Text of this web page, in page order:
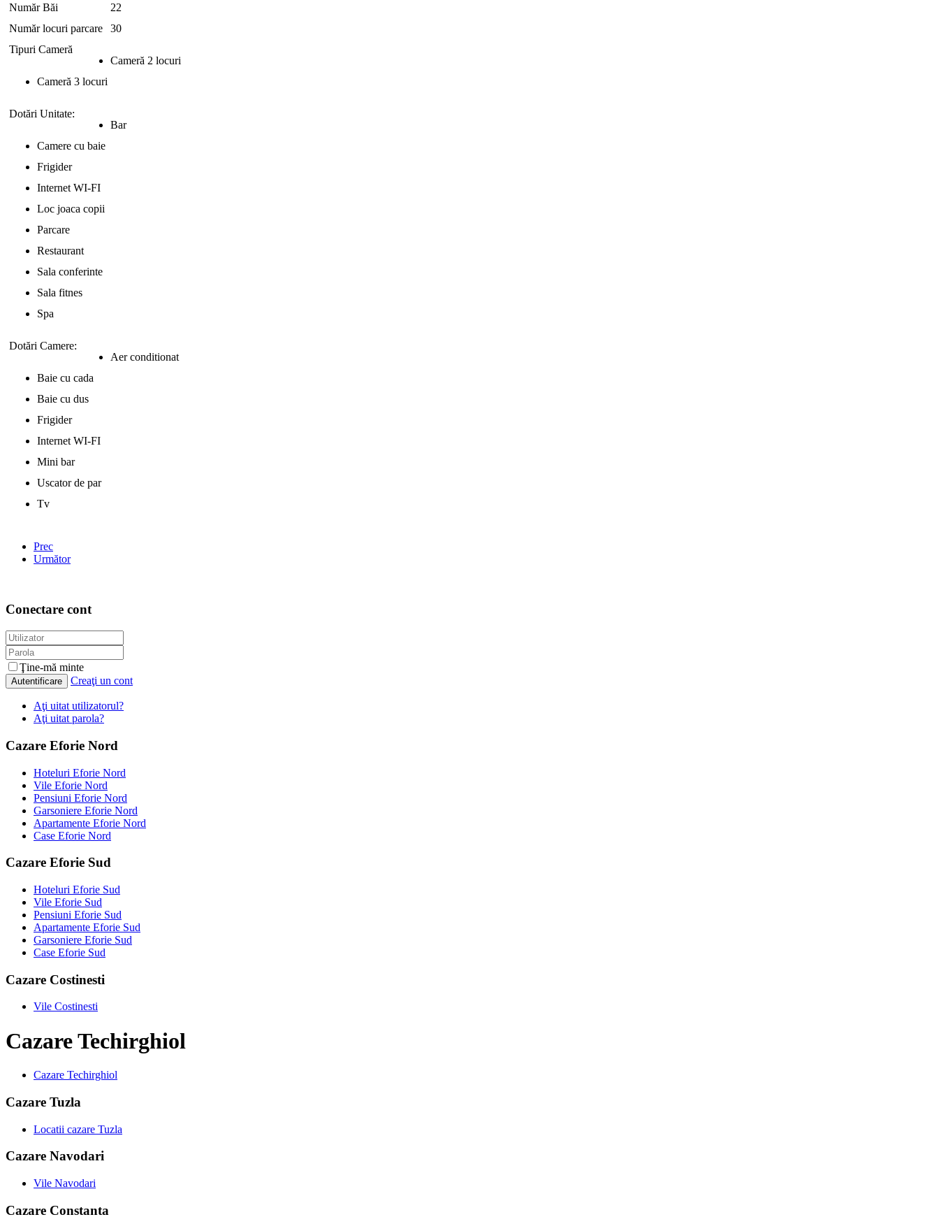
Număr Băi
22
Număr locuri parcare
30
Tipuri Cameră
Cameră 2 locuri
Cameră 3 locuri
Dotări Unitate:
Bar
Camere cu baie
Frigider
Internet WI-FI
Loc joaca copii
Parcare
Restaurant
Sala conferinte
Sala fitnes
Spa
Dotări Camere:
Aer conditionat
Baie cu cada
Baie cu dus
Frigider
Internet WI-FI
Mini bar
Uscator de par
Tv
Prec
Următor
Conectare cont
Ţine-mă minte
Autentificare Creaţi un cont
Aţi uitat utilizatorul?
Aţi uitat parola?
Cazare Eforie Nord
Hoteluri Eforie Nord
Vile Eforie Nord
Pensiuni Eforie Nord
Garsoniere Eforie Nord
Apartamente Eforie Nord
Case Eforie Nord
Cazare Eforie Sud
Hoteluri Eforie Sud
Vile Eforie Sud
Pensiuni Eforie Sud
Apartamente Eforie Sud
Garsoniere Eforie Sud
Case Eforie Sud
Cazare Costinesti
Vile Costinesti
Cazare Techirghiol
Cazare Techirghiol
Cazare Tuzla
Locatii cazare Tuzla
Cazare Navodari
Vile Navodari
Cazare Constanta